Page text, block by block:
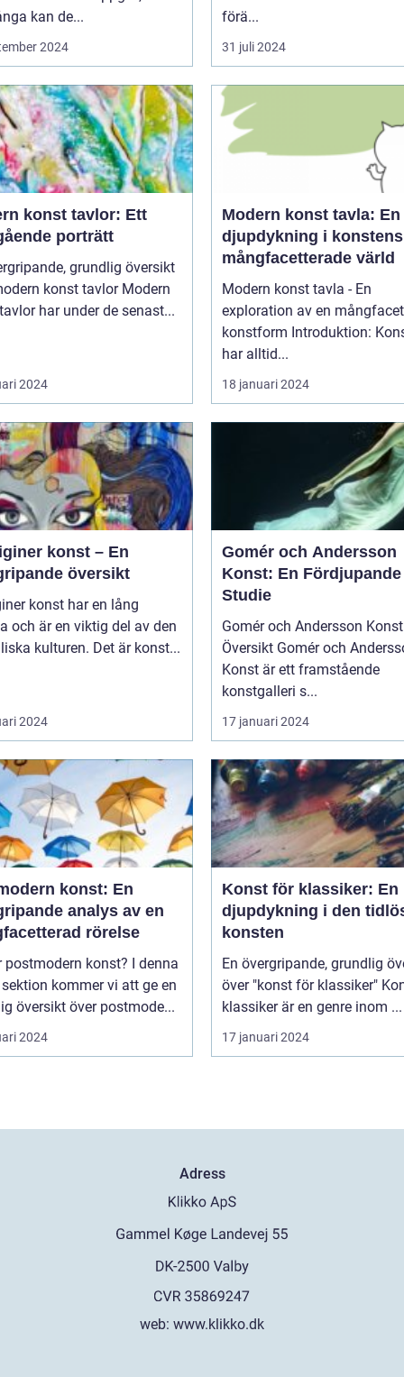
kan de...
2024
förä...
31 juli 2024
konst tavlor: Ett
porträtt
grundlig översikt
konst tavlor Modern
har under de senast...
2024
Modern konst tavla: En
djupdykning i konstens
mångfacetterade värld
Modern konst tavla - En
exploration av en
konstform Introduktion: Konsten
har alltid...
18 januari 2024
konst – En
översikt
konst har en lång
och är en viktig del av den
kulturen. Det är konst...
2024
Gomér och Andersson
Konst: En Fördjupande
Studie
Gomér och Andersson
Översikt Gomér och Andersson
Konst är ett framstående
konstgalleri s...
17 januari 2024
konst: En
analys av en
rörelse
konst? I denna
kommer vi att ge en
översikt över postmode...
2024
Konst för klassiker: En
djupdykning i den
konsten
En övergripande, grundlig
över "konst för klassiker" Konst för
klassiker är en genre inom ...
17 januari 2024
Adress
web: www.klikko.dk